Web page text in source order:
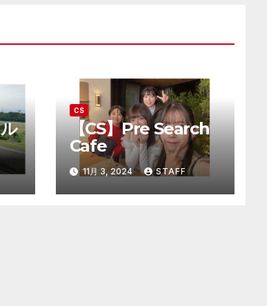
CS
【CS】Pre Search
Cafe
11月 3, 2024 STAFF